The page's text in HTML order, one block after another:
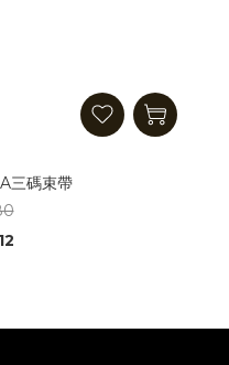
三碼束帶